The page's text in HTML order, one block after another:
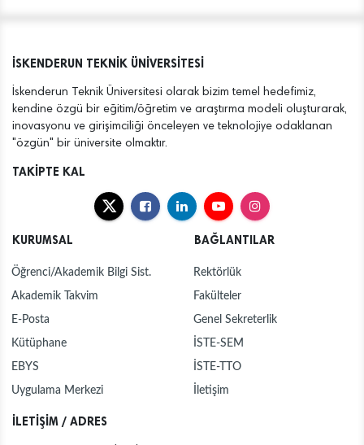
İSKENDERUN TEKNİK ÜNİVERSİTESİ
İskenderun Teknik Üniversitesi olarak bizim temel hedefimiz,
kendine özgü bir eğitim/öğretim ve araştırma modeli oluşturarak,
inovasyonu ve girişimciliği önceleyen ve teknolojiye odaklanan
"özgün" bir üniversite olmaktır.
TAKİPTE KAL
KURUMSAL
Öğrenci/Akademik Bilgi Sist.
Akademik Takvim
E-Posta
Kütüphane
EBYS
Uygulama Merkezi
BAĞLANTILAR
Rektörlük
Fakülteler
Genel Sekreterlik
İSTE-SEM
İSTE-TTO
İletişim
İLETİŞİM / ADRES